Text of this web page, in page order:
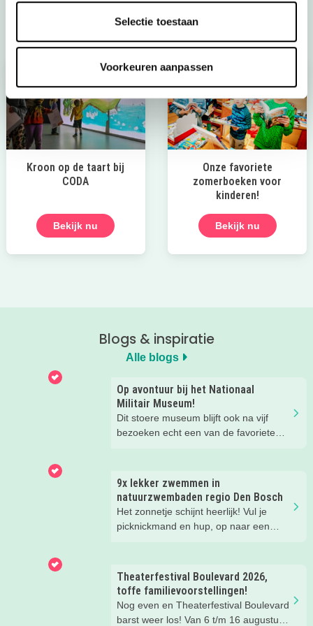
Selectie toestaan
Voorkeuren aanpassen
Kroon op de taart bij
CODA
Bekijk nu
Onze favoriete
zomerboeken voor
kinderen!
Bekijk nu
Blogs & inspiratie
Alle blogs
Op avontuur bij het Nationaal
Militair Museum!
Dit stoere museum blijft ook na vijf
bezoeken echt een van de favoriete
ze zo leuk vinden aan het NMM. ‘De
mega coole vliegtuigen overal’, ‘de
stormbaan buiten’, ‘de Xplore’ en het
'zelf in een mini-jeep rijden’. Voor ons
dus alle reden om nog een keer te
9x lekker zwemmen in
natuurzwembaden regio Den Bosch
Het zonnetje schijnt heerlijk! Vul je
picknickmand en hup, op naar een
het hele gezin. In het water, op het
strand, in de speeltuin of in het gras!
Tijd om lekker aftekoelen in het
zwemwater.
Theaterfestival Boulevard 2026,
toffe familievoorstellingen!
Nog even en Theaterfestival Boulevard
barst weer los! Van 6 t/m 16 augustus